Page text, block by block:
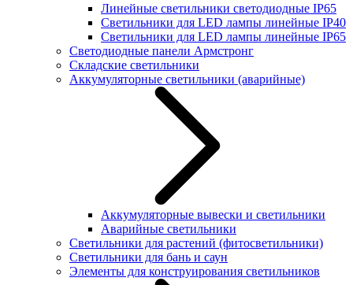
Линейные светильники светодиодные IP65
Светильники для LED лампы линейные IP40
Светильники для LED лампы линейные IP65
Светодиодные панели Армстронг
Складские светильники
Аккумуляторные светильники (аварийные)
Аккумуляторные вывески и светильники
Аварийные светильники
Светильники для растений (фитосветильники)
Светильники для бань и саун
Элементы для конструирования светильников